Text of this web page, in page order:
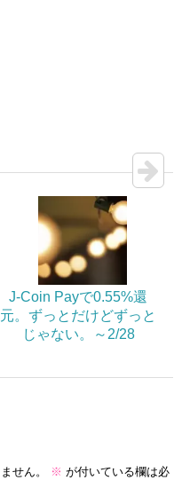
J-Coin Payで0.55%還
元。ずっとだけどずっと
じゃない。～2/28
せん。 ※ が付いている欄は必